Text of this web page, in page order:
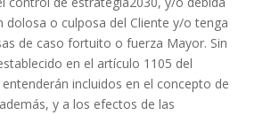
dolosa o culposa del Cliente y/o tenga
de caso fortuito o fuerza Mayor. Sin
en el artículo 1105 del
entenderán incluidos en el concepto de
y a los efectos de las